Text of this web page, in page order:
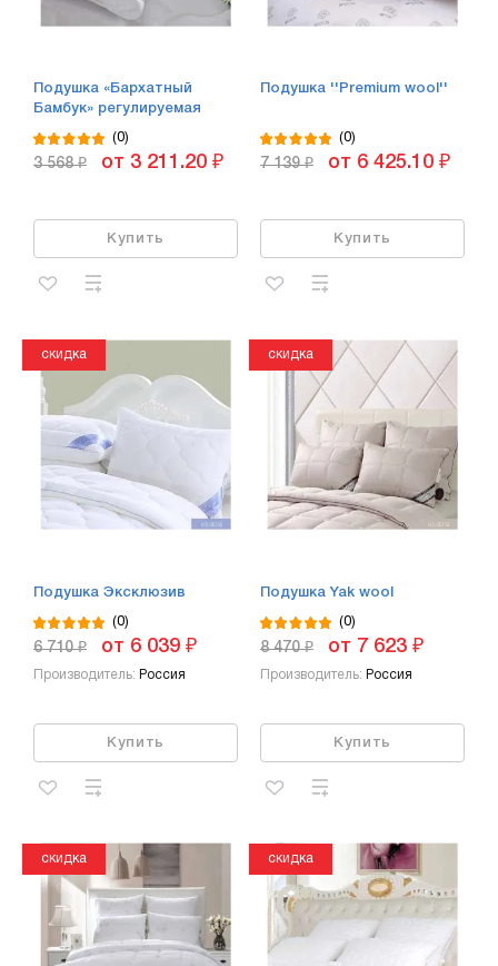
Подушка «Бархатный
Бамбук» регулируемая
(0)
3 568 ₽ от 3 211.20 ₽
Купить
Подушка ''Premium wool''
(0)
7 139 ₽ от 6 425.10 ₽
Купить
скидка
Подушка Эксклюзив
(0)
6 710 ₽ от 6 039 ₽
Производитель: Россия
Купить
скидка
Подушка Yak wool
(0)
8 470 ₽ от 7 623 ₽
Производитель: Россия
Купить
скидка скидка